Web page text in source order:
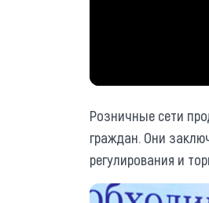
Розничные сети
граждан. Они
регулирования и